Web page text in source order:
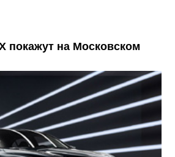
покажут на Московском